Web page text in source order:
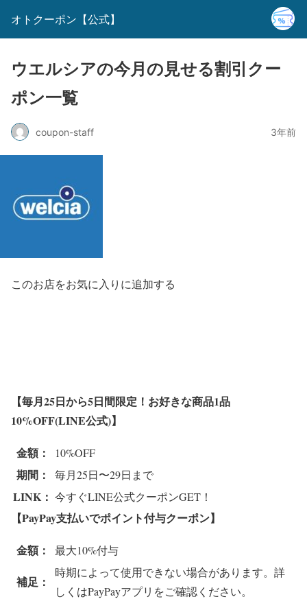
オトクーポン【公式】
ウエルシアの今月の見せる割引クー
ポン一覧
coupon-staff 3年前
このお店をお気に入りに追加する
【毎月25日から5日間限定！お好きな商品1品
10%OFF(LINE公式)】
金額： 10%OFF
期間： 毎月25日〜29日まで
LINK： 今すぐLINE公式クーポンGET！
【PayPay支払いでポイント付与クーポン】
金額： 最大10%付与
補足：
時期によって使用できない場合があります。詳
しくはPayPayアプリをご確認ください。